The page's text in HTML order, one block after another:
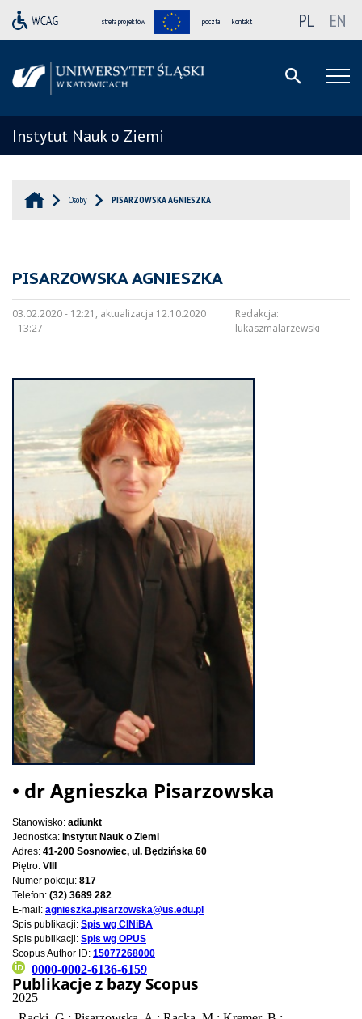
strefa projektów poczta kontakt PL EN
Instytut Nauk o Ziemi
Osoby PISARZOWSKA AGNIESZKA
PISARZOWSKA AGNIESZKA
03.02.2020 - 12:21, aktualizacja 12.10.2020
- 13:27
Redakcja:
lukaszmalarzewski